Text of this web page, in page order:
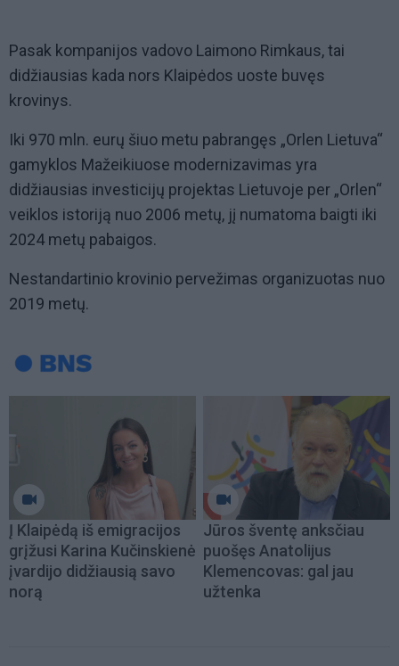
Pasak kompanijos vadovo Laimono Rimkaus, tai
didžiausias kada nors Klaipėdos uoste buvęs
krovinys.
Iki 970 mln. eurų šiuo metu pabrangęs „Orlen Lietuva“
gamyklos Mažeikiuose modernizavimas yra
didžiausias investicijų projektas Lietuvoje per „Orlen“
veiklos istoriją nuo 2006 metų, jį numatoma baigti iki
2024 metų pabaigos.
Nestandartinio krovinio pervežimas organizuotas nuo
2019 metų.
Į Klaipėdą iš emigracijos
grįžusi Karina Kučinskienė
įvardijo didžiausią savo
norą
Jūros šventę anksčiau
puošęs Anatolijus
Klemencovas: gal jau
užtenka